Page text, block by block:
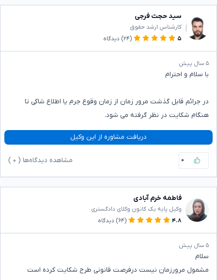
سید حجت فرجی
کارشناس ارشد حقوق
۵
(۲۴) دیدگاه
۵ سال پیش
با سلام و احترام
در جرائم قابل گذشت مرور زمان از زمان وقوع جرم یا اطلاع شاکی تا
هنگام شکایت در نظر گرفته می شود.
دریافت مشاوره از این وکیل
۰ مشاهده دیدگاه‌ها ( ۰
فاطمه خرم آبادی
وکیل پایه یک کانون وکلای دادگستری
۴.۸
(۶۴) دیدگاه
۵ سال پیش
سلام
مشمول مرورزمان نیست درفرصت قانونی طرح شکایت کرده است